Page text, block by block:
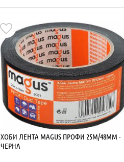
ХОБИ ЛЕНТА MAGUS ПРОФИ 25М/48ММ -
ЧЕРНА